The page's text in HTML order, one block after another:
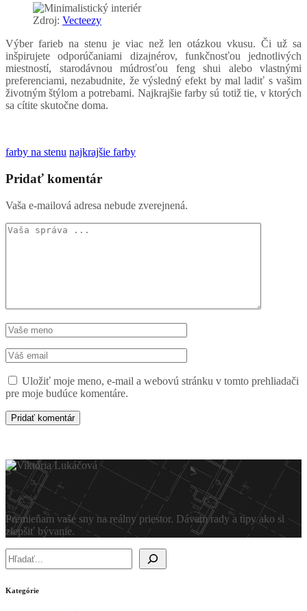
Zdroj: Vecteezy
Výber farieb na stenu je viac než len otázkou vkusu. Či už sa
inšpirujete odporúčaniami dizajnérov, funkčnosťou jednotlivých
miestností, starodávnou múdrosťou feng shui alebo vlastnými
preferenciami, nezabudnite, že výsledný efekt by mal ladiť s vašim
životným štýlom a potrebami. Najkrajšie farby sú totiž tie, v ktorých
sa cítite skutočne doma.
farby na stenu najkrajšie farby
Pridať komentár
Vaša e-mailová adresa nebude zverejnená.
Uložiť moje meno, e-mail a webovú stránku v tomto prehliadači
pre moje budúce komentáre.
Viktória Lukáčová
Premieňam vaše sny na reálny priestor. Dávam rady a tipy ako si
zlepšiť bývanie.
Hľadať
Kategórie